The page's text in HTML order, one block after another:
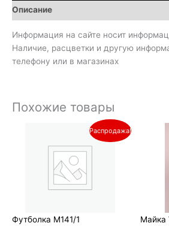
Описание
Информация на сайте носит
Наличие, расцветки и другую
телефону или в магазинах
Похожие товары
Распродажа!
Футболка М141/1
Первоначальная
составляла
290₽.
Майка